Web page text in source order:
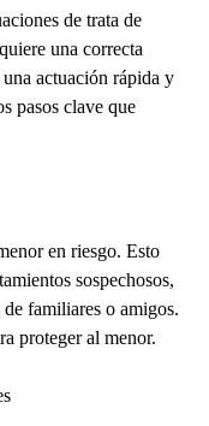
de trata de
una correcta
actuación rápida y
pasos clave que
en riesgo. Esto
sospechosos,
familiares o amigos.
proteger al menor.